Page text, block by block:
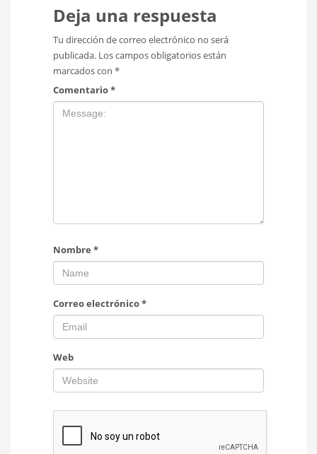
Deja una respuesta
Tu dirección de correo electrónico no será
publicada. Los campos obligatorios están
marcados con *
Comentario*
Nombre *
Correo electrónico*
Web